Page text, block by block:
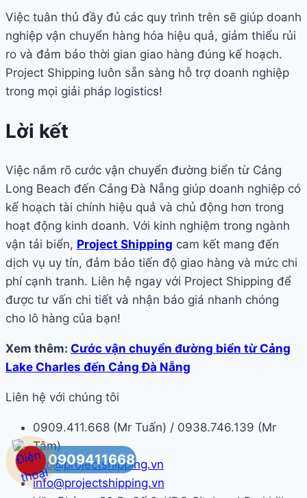
Việc tuân thủ đầy đủ các quy trình trên sẽ giúp doanh
nghiệp vận chuyển hàng hóa hiệu quả, giảm thiểu rủi
ro và đảm bảo thời gian giao hàng đúng kế hoạch.
Project Shipping luôn sẵn sàng hỗ trợ doanh nghiệp
trong mọi giải pháp logistics!
Lời kết
Việc nắm rõ cước vận chuyển đường biển từ Cảng
Long Beach đến Cảng Đà Nẵng giúp doanh nghiệp có
kế hoạch tài chính hiệu quả và chủ động hơn trong
hoạt động kinh doanh. Với kinh nghiệm trong ngành
vận tải biển, Project Shipping cam kết mang đến
dịch vụ uy tín, đảm bảo tiến độ giao hàng và mức chi
phí cạnh tranh. Liên hệ ngay với Project Shipping để
được tư vấn chi tiết và nhận báo giá nhanh chóng
cho lô hàng của bạn!
Xem thêm: Cước vận chuyển đường biển từ Cảng
Lake Charles đến Cảng Đà Nẵng
Liên hệ với chúng tôi
0909.411.668 (Mr Tuấn) / 0938.746.139 (Mr
Tâm)
ceo@projectshipping.vn
info@projectshipping.vn
0909411668